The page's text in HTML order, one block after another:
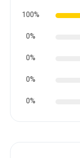
100%
0%
0%
0%
0%